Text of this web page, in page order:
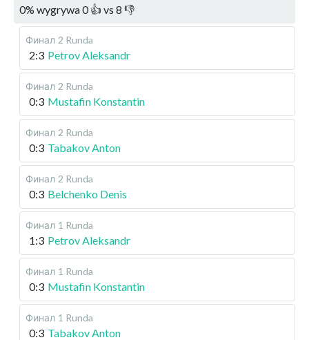
0% wygrywa0👍 vs 8 👎
Финал 2 Runda
2:3 Petrov Aleksandr
Финал 2 Runda
0:3 Mustafin Konstantin
Финал 2 Runda
0:3 Tabakov Anton
Финал 2 Runda
0:3 Belchenko Denis
Финал 1 Runda
1:3 Petrov Aleksandr
Финал 1 Runda
0:3 Mustafin Konstantin
Финал 1 Runda
0:3 Tabakov Anton